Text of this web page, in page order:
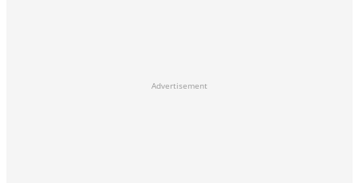
Advertisement